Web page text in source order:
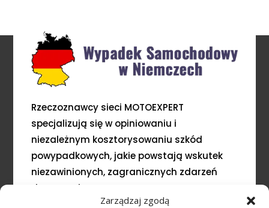
Zarządzaj zgodą
Rzeczoznawcy sieci MOTOEXPERT
specjalizują się w opiniowaniu i
niezależnym kosztorysowaniu szkód
powypadkowych, jakie powstają wskutek
niezawinionych, zagranicznych zdarzeń
drogowych